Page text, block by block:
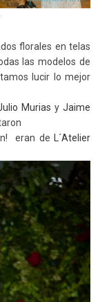
florales en telas
las modelos de
lucir lo mejor
Murias yJaime
eran de L´Atelier